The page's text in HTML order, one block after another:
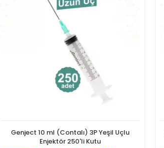
Genject 10 ml (Contalı) 3P Yeşil Uçlu
Enjektör 250'li Kutu